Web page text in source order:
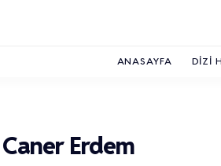
ANASAYFA DIZI
Caner Erdem